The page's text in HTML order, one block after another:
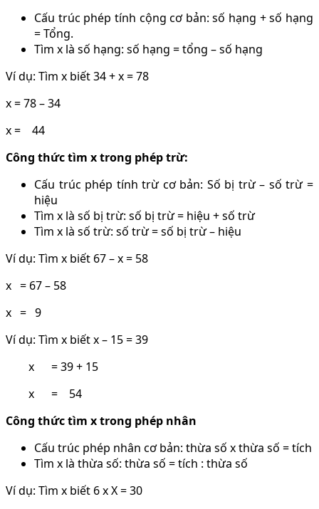
Cấu trúc phép tính cộng cơ bản: số hạng + số hạng
= Tổng.
Tìm x là số hạng: số hạng = tổng – số hạng
Ví dụ: Tìm x biết 34 + x = 78
x = 78 – 34
x = 44
Công thức tìm x trong phép trừ:
Cấu trúc phép tính trừ cơ bản: Số bị trừ – số trừ =
hiệu
Tìm x là số bị trừ: số bị trừ = hiệu + số trừ
Tìm x là số trừ: số trừ = số bị trừ – hiệu
Ví dụ: Tìm x biết 67 – x = 58
x = 67 – 58
x = 9
Ví dụ: Tìm x biết x – 15 = 39
x = 39 + 15
x = 54
Công thức tìm x trong phép nhân
Cấu trúc phép nhân cơ bản: thừa số x thừa số = tích
Tìm x là thừa số: thừa số = tích : thừa số
Ví dụ: Tìm x biết 6 x X = 30